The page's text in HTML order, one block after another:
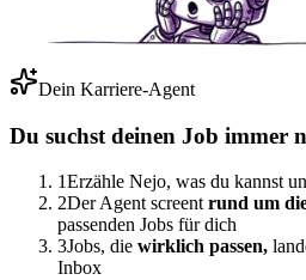
Dein Karriere-Agent
Du suchst deinen Job immer
1Erzähle Nejo, was du kannst
2Der Agent screent rund um
passenden Jobs für dich
3Jobs, die wirklich passen,
Inbox